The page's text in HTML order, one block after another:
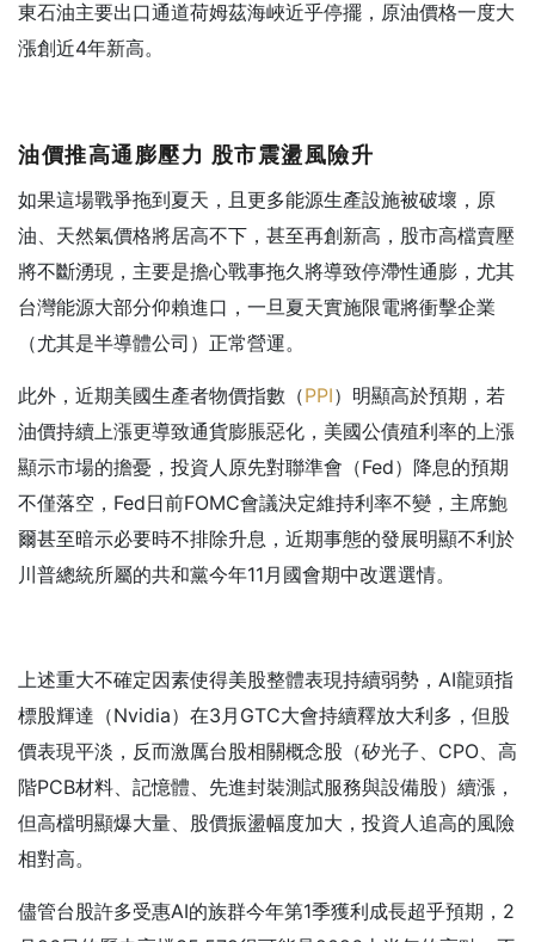
東石油主要出口通道荷姆茲海峽近乎停擺，原油價格一度大
漲創近4年新高。
油價推高通膨壓力 股市震盪風險升
如果這場戰爭拖到夏天，且更多能源生產設施被破壞，原
油、天然氣價格將居高不下，甚至再創新高，股市高檔賣壓
將不斷湧現，主要是擔心戰事拖久將導致停滯性通膨，尤其
台灣能源大部分仰賴進口，一旦夏天實施限電將衝擊企業
（尤其是半導體公司）正常營運。
此外，近期美國生產者物價指數（PPI）明顯高於預期，若
油價持續上漲更導致通貨膨脹惡化，美國公債殖利率的上漲
顯示市場的擔憂，投資人原先對聯準會（Fed）降息的預期
不僅落空，Fed日前FOMC會議決定維持利率不變，主席鮑
爾甚至暗示必要時不排除升息，近期事態的發展明顯不利於
川普總統所屬的共和黨今年11月國會期中改選選情。
上述重大不確定因素使得美股整體表現持續弱勢，AI龍頭指
標股輝達（Nvidia）在3月GTC大會持續釋放大利多，但股
價表現平淡，反而激厲台股相關概念股（矽光子、CPO、高
階PCB材料、記憶體、先進封裝測試服務與設備股）續漲，
但高檔明顯爆大量、股價振盪幅度加大，投資人追高的風險
相對高。
儘管台股許多受惠AI的族群今年第1季獲利成長超乎預期，2